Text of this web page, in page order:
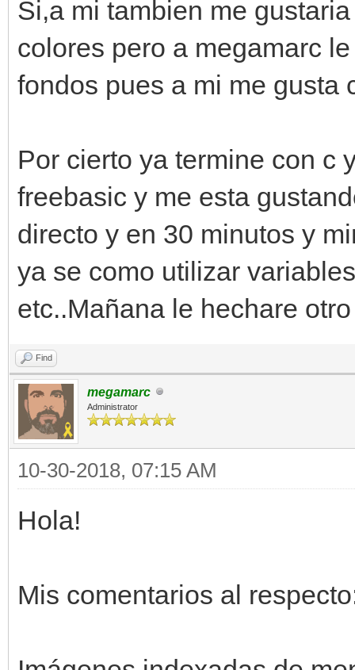
Si,a mi tambien me
colores pero a megamarc
fondos pues a mi me gusta
Por cierto ya termine con c
freebasic y me esta
directo y en 30 minutos y
ya se como utilizar
etc..Mañana le hechare
Find
megamarc
Administrator
10-30-2018, 07:15 AM
Hola!
Mis comentarios al